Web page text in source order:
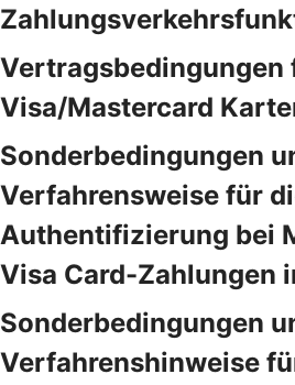
Vertragsbedingungen
Visa/Mastercard
Sonderbedingungen
Verfahrensweise für
Authentifizierung bei
Visa Card-Zahlungen
Sonderbedingungen
Verfahrenshinweise